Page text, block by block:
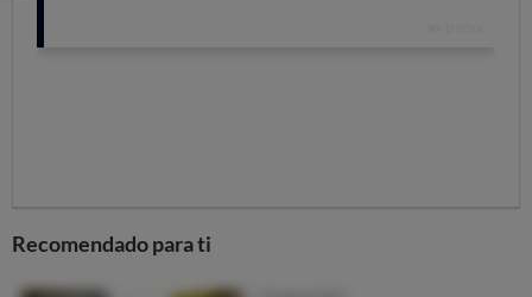
algo que llega rápidamente a los consumidores (el
Recomendado para ti